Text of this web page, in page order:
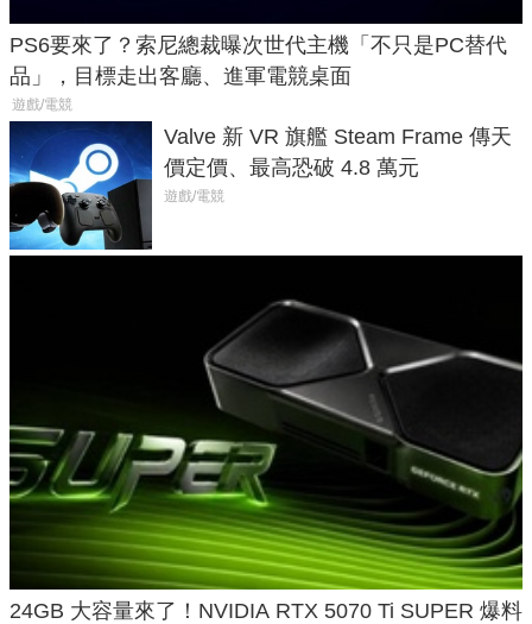
PS6要來了？索尼總裁曝次世代主機「不只是PC替代
品」，目標走出客廳、進軍電競桌面
遊戲/電競
Valve 新 VR 旗艦 Steam Frame 傳天
價定價、最高恐破 4.8 萬元
遊戲/電競
24GB 大容量來了！NVIDIA RTX 5070 Ti SUPER 爆料